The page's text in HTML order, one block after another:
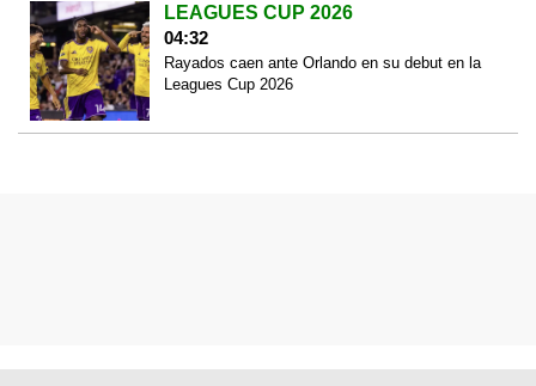
LEAGUES CUP 2026
04:32
Rayados caen ante Orlando en su debut en la
Leagues Cup 2026